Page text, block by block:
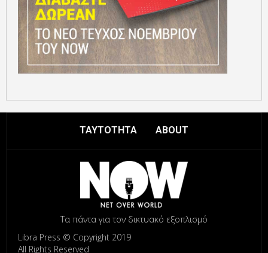
ΤΑΥΤΟΤΗΤΑ ABOUT
Τα πάντα για τον δικτυακό εξοπλισμό
Libra Press © Copyright 2019
All Rights Reserved